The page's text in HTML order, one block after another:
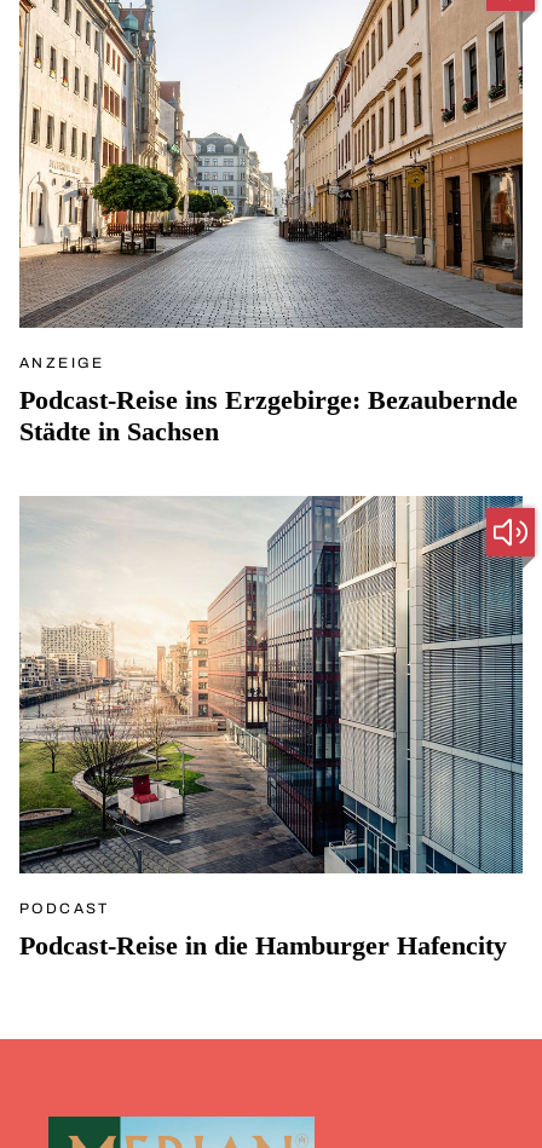
ANZEIGE
Podcast-Reise ins Erzgebirge: Bezaubernde
Städte in Sachsen
PODCAST
Podcast-Reise in die Hamburger Hafencity